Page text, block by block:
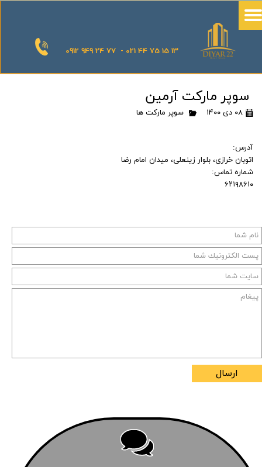
0912 949 24 77 - 021 44 75 15 13
سوپر مارکت آرمین
۰۸ دی ۱۴۰۰ سوپر مارکت ها
آدرس:
اتوبان خرازی، بلوار زینعلی، میدان امام رضا
شماره تماس:
۶۲۱۹۸۶۱۰
ارسال